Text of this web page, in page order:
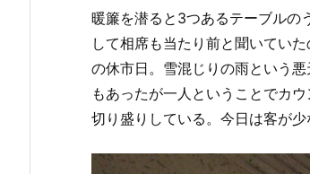
暖簾を潜ると3つあるテーブルの
して相席も当たり前と聞いてい
の休市日。雪混じりの雨という
もあったが一人ということでカ
切り盛りしている。今日は客が少